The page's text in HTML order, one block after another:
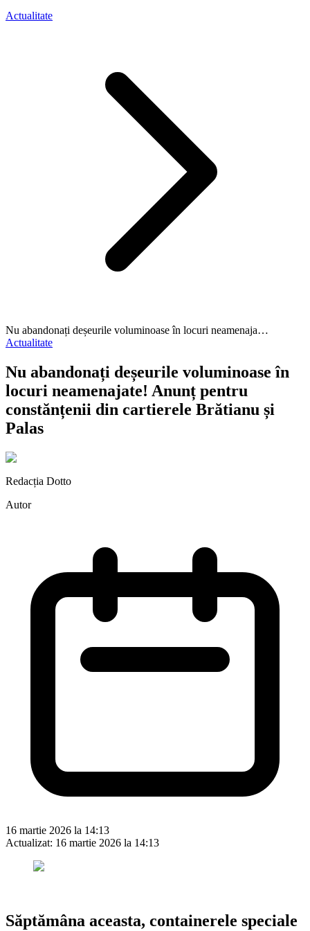
Actualitate
Nu abandonați deșeurile voluminoase în locuri neamenaja…
Actualitate
Nu abandonați deșeurile voluminoase în
locuri neamenajate! Anunț pentru
constănțenii din cartierele Brătianu și
Palas
Redacția Dotto
Autor
16 martie 2026 la 14:13
Actualizat: 16 martie 2026 la 14:13
Săptămâna aceasta, containerele speciale